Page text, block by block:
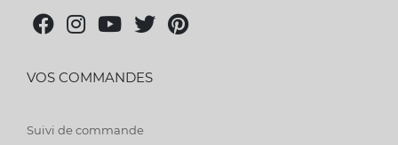
VOS COMMANDES
Suivi de commande